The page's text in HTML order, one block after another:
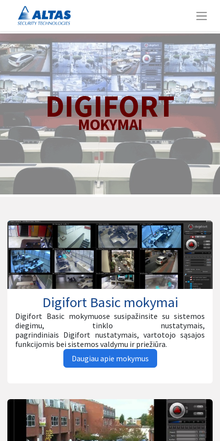
DIGIFORT
MOKYMAI
Digifort Basic mokymai
Digifort Basic mokymuose susipažinsite su sistemos
diegimu, tinklo nustatymais,
pagrindiniais Digifort nustatymais, vartotojo sąsajos
funkcijomis bei sistemos valdymu ir priežiūra.
Daugiau apie mokymus